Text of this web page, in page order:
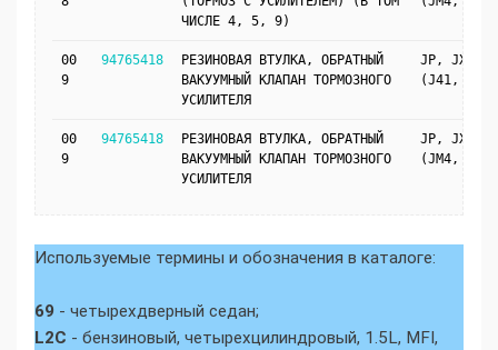
ЧИСЛЕ 4, 5, 9)
00
9
94765418
РЕЗИНОВАЯ ВТУЛКА, ОБРАТНЫЙ
ВАКУУМНЫЙ КЛАПАН ТОРМОЗНОГО
УСИЛИТЕЛЯ
JP, JX69
(J41, LHD)
00
9
94765418
РЕЗИНОВАЯ ВТУЛКА, ОБРАТНЫЙ
ВАКУУМНЫЙ КЛАПАН ТОРМОЗНОГО
УСИЛИТЕЛЯ
JP, JX69
(JM4, LHD)
Используемые термины и обозначения в каталоге:
69 - четырехдверный седан;
L2C - бензиновый, четырехцилиндровый, 1.5L, MFI,